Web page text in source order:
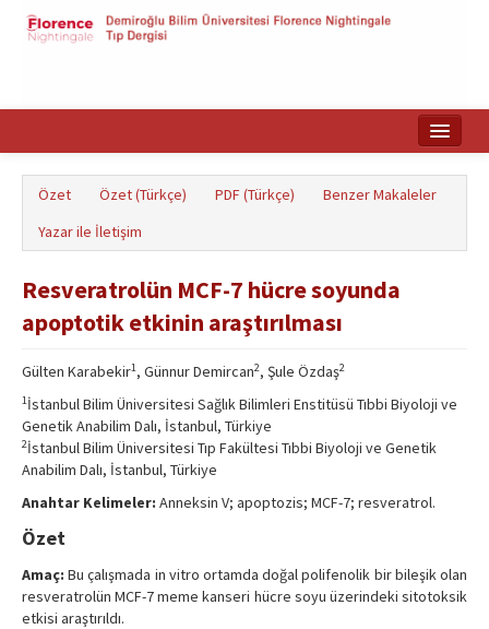
English
Özet Özet (Türkçe) PDF (Türkçe)
Benzer Makaleler
Yazar ile İletişim
Resveratrolün MCF-7 hücre soyunda
apoptotik etkinin araştırılması
Gülten Karabekir1, Günnur Demircan2, Şule Özdaş2
1İstanbul Bilim Üniversitesi Sağlık Bilimleri Enstitüsü Tıbbi Biyoloji ve
Genetik Anabilim Dalı, İstanbul, Türkiye
2İstanbul Bilim Üniversitesi Tıp Fakültesi Tıbbi Biyoloji ve Genetik
Anabilim Dalı, İstanbul, Türkiye
Anahtar Kelimeler: Anneksin V; apoptozis; MCF-7; resveratrol.
Özet
Amaç: Bu çalışmada in vitro ortamda doğal polifenolik bir bileşik olan
resveratrolün MCF-7 meme kanseri hücre soyu üzerindeki sitotoksik
etkisi araştırıldı.